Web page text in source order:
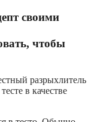
чтобы
разрыхлитель
в качестве